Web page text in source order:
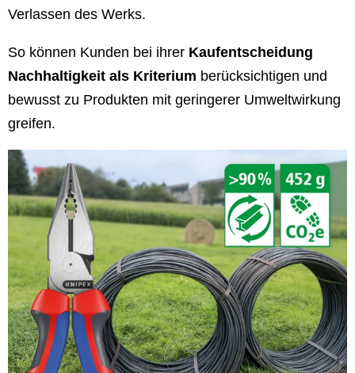
Verlassen des Werks.
So können Kunden bei ihrer Kaufentscheidung
Nachhaltigkeit als Kriterium berücksichtigen und
bewusst zu Produkten mit geringerer Umweltwirkung
greifen.